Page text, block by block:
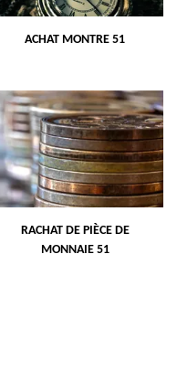
ACHAT MONTRE 51
RACHAT DE PIÈCE DE
MONNAIE 51